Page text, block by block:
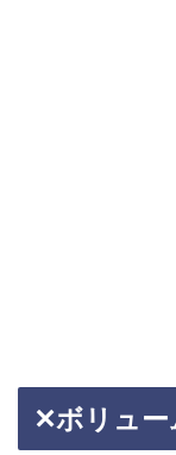
✕ボリュー